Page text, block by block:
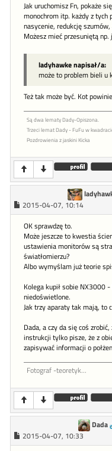
Jak uruchomisz Fn, pokaże
monochrom itp. każdy z
nasycenie, redukcję
Możesz mieć przesuniętą
ladyhawke napisał/a:
może to problem bieli u
Też tak może być. Kot
Są dwa lematy Dady-Opiszona.
Trzeci lemat Dady - FuFu w
Pozdrowienia z jaskini Kicka
2015-04-07, 10:14
OK sprawdzę to.
Może jeszcze to kwestia
ustawienia monitorów są
światłomierzu?
Albo wymyślam już teorie
Kolega kupił sobie NX3000
niedoświetlone.
Jak trzy aparaty tak mają, to
Dada, a czy da się coś
instrukcji tylko pisze, że z
zapisywać informacji o
Fotograf -teoretyk...
Dada
2015-04-07, 10:33